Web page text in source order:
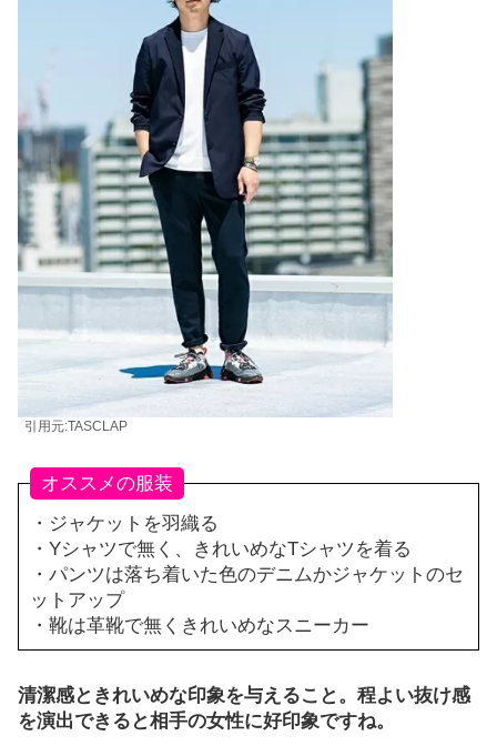
引用元:TASCLAP
オススメの服装
・ジャケットを羽織る
・Yシャツで無く、きれいめなTシャツを着る
・パンツは落ち着いた色のデニムかジャケットのセ
ットアップ
・靴は革靴で無くきれいめなスニーカー
清潔感ときれいめな印象を与えること。程よい抜け感
を演出できると相手の女性に好印象ですね。